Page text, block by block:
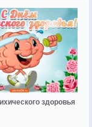
здоровья